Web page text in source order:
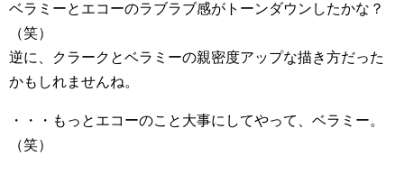
ベラミーとエコーのラブラブ感がトーンダウンしたかな？
（笑）
逆に、クラークとベラミーの親密度アップな描き方だった
かもしれませんね。
・・・もっとエコーのこと大事にしてやって、ベラミー。
（笑）